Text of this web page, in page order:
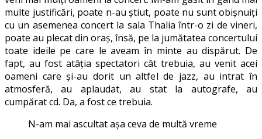
multe justificări, poate n-au știut, poate nu sunt obișnuiți
cu un asemenea concert la sala Thalia într-o zi de vineri,
poate au plecat din oraș, însă, pe la jumătatea concertului
toate ideile pe care le aveam în minte au dispărut. De
fapt, au fost atâția spectatori cât trebuia, au venit acei
oameni care și-au dorit un altfel de jazz, au intrat în
atmosferă, au aplaudat, au stat la autografe, au
cumpărat cd. Da, a fost ce trebuia.
N-am mai ascultat așa ceva de multă vreme